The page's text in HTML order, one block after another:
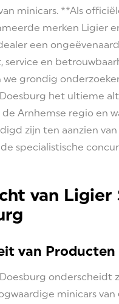
minicars. **Als
merken Ligier
een
service en
we grondig
het ultieme
Arnhemse regio en
zijn ten aanzien van
specialistische
van Ligier
van Producten
onderscheidt
minicars van